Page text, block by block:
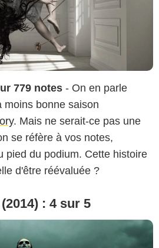
779 notes - On en parle
moins bonne saison
. Mais ne serait-ce pas une
se réfère à vos notes,
pied du podium. Cette histoire
d'être réévaluée ?
: 4 sur 5